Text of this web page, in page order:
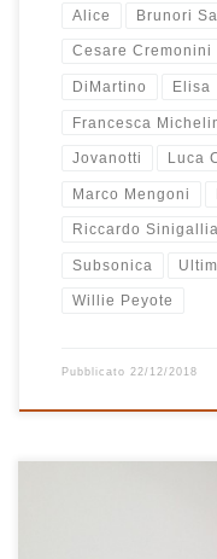
Alice Brunori
Cesare Cremonini
DiMartino Elisa
Francesca
Jovanotti Luca
Marco Mengoni
Riccardo Sinigallia
Subsonica
Willie Peyote
Pubblicato 22/12/2018